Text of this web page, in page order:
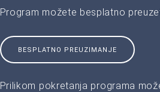
Program možete besplatno
BESPLATNO PREUZIMANJE
Prilikom pokretanja programa